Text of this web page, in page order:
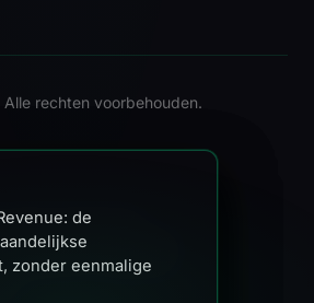
rechten voorbehouden.
de
omzet uit
eenmalige fees.
gebruikers
sales een betaald
activeren: fundament
de
zonder eenmalige